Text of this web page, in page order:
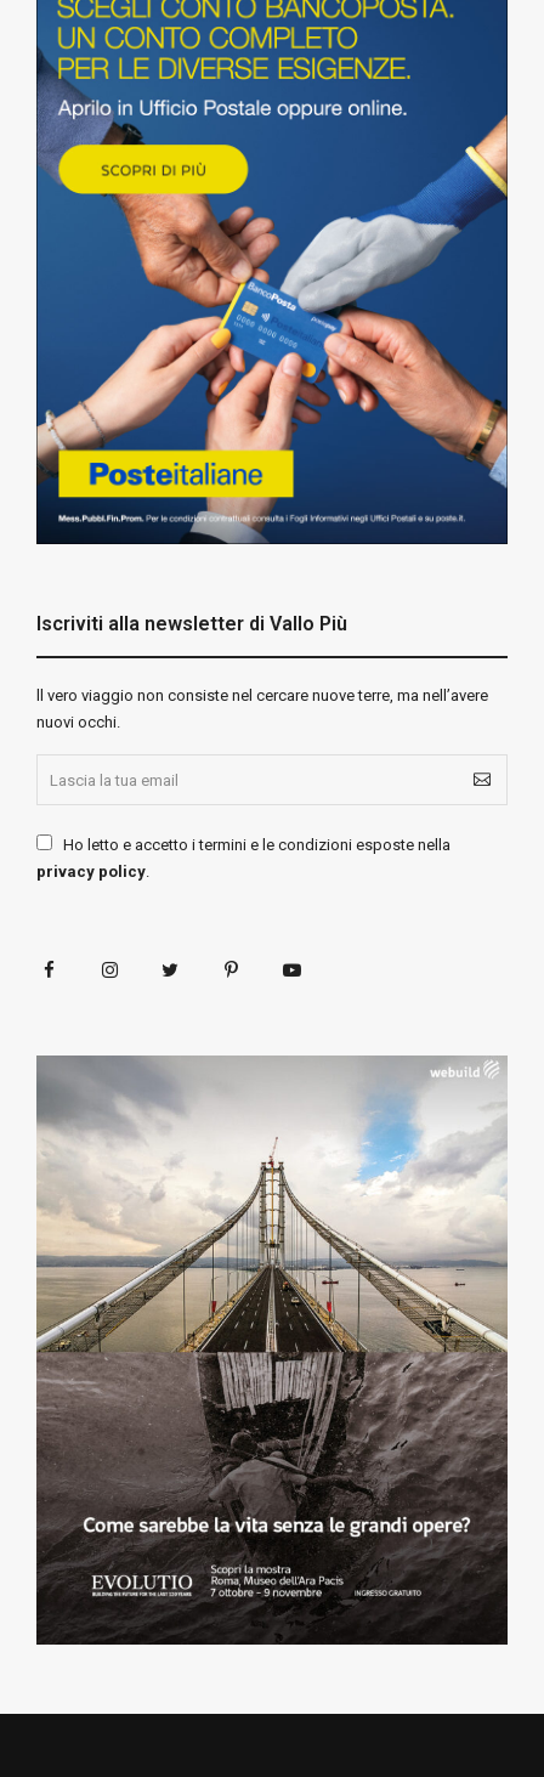
Iscriviti alla newsletter di Vallo Più
ll vero viaggio non consiste nel cercare nuove terre, ma nell’avere
nuovi occhi.
Ho letto e accetto i termini e le condizioni esposte nella
privacy policy.